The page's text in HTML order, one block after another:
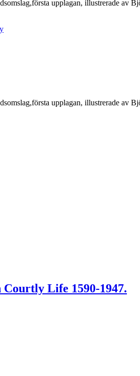
upplagan, illustrerade av
upplagan, illustrerade av
Courtly Life 1590-1947.